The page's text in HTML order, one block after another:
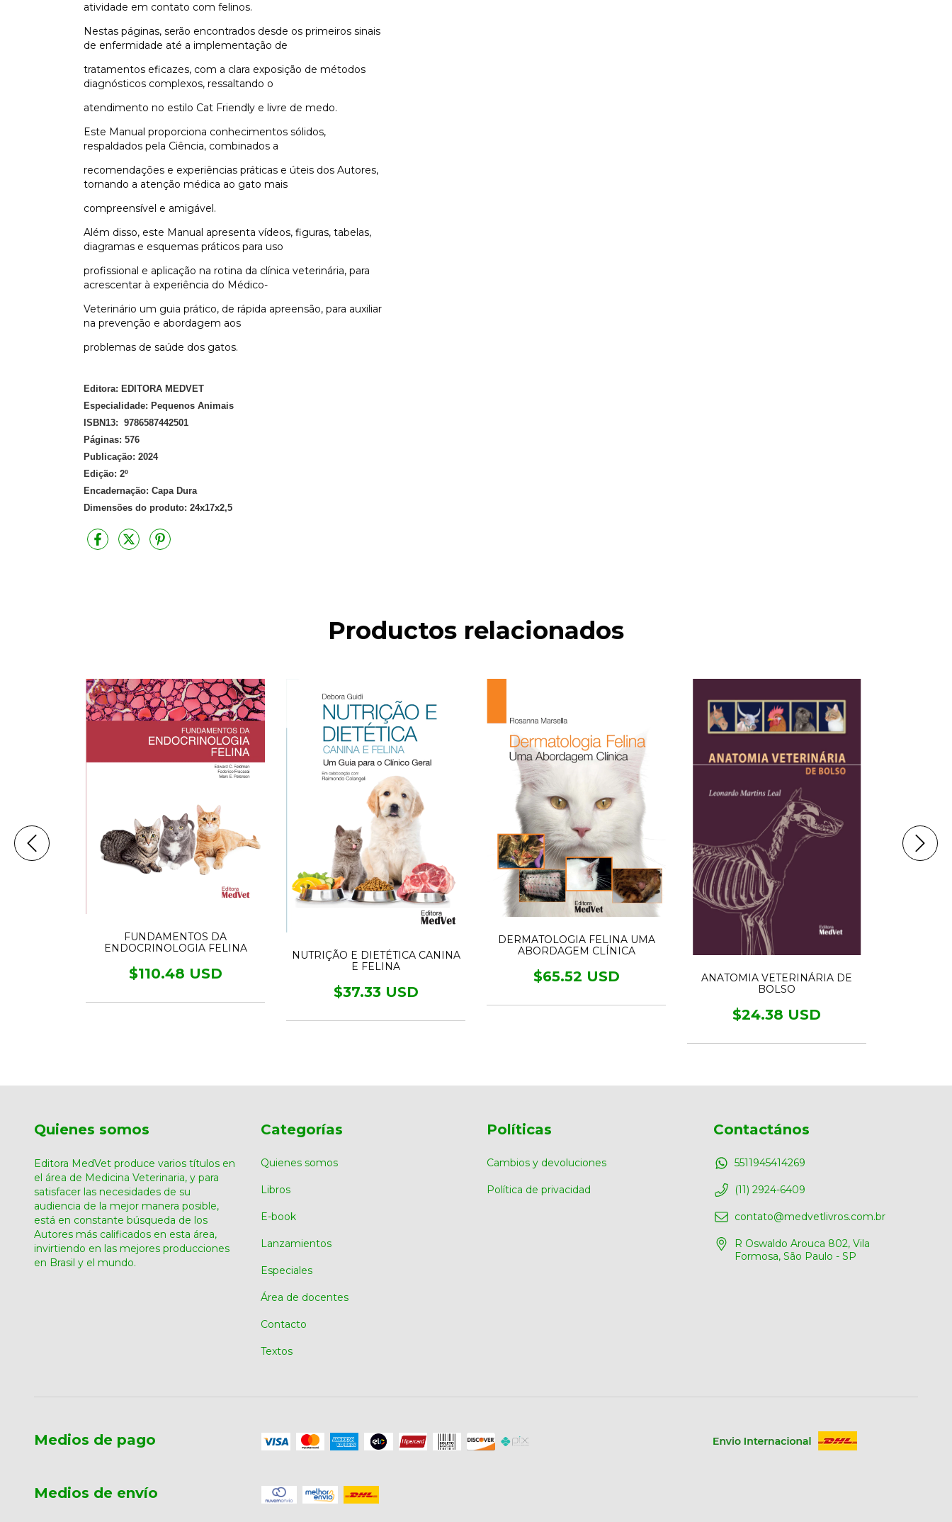
atividade em contato com felinos.
Nestas páginas, serão encontrados desde os primeiros sinais
de enfermidade até a implementação de
tratamentos eficazes, com a clara exposição de métodos
diagnósticos complexos, ressaltando o
atendimento no estilo Cat Friendly e livre de medo.
Este Manual proporciona conhecimentos sólidos,
respaldados pela Ciência, combinados a
recomendações e experiências práticas e úteis dos Autores,
tornando a atenção médica ao gato mais
compreensível e amigável.
Além disso, este Manual apresenta vídeos, figuras, tabelas,
diagramas e esquemas práticos para uso
profissional e aplicação na rotina da clínica veterinária, para
acrescentar à experiência do Médico-
Veterinário um guia prático, de rápida apreensão, para auxiliar
na prevenção e abordagem aos
problemas de saúde dos gatos.
Editora: EDITORA MEDVET
Especialidade: Pequenos Animais
ISBN13: 9786587442501
Páginas: 576
Publicação: 2024
Edição: 2º
Encadernação: Capa Dura
Dimensões do produto: 24x17x2,5
Productos relacionados
FUNDAMENTOS DA
ENDOCRINOLOGIA FELINA
$110.48 USD
NUTRIÇÃO E DIETÉTICA CANINA
E FELINA
$37.33 USD
DERMATOLOGIA FELINA UMA
ABORDAGEM CLÍNICA
$65.52 USD
ANATOMIA VETERINÁRIA DE
BOLSO
$24.38 USD
Quienes somos
Editora MedVet produce varios títulos en
el área de Medicina Veterinaria, y para
satisfacer las necesidades de su
audiencia de la mejor manera posible,
está en constante búsqueda de los
Autores más calificados en esta área,
invirtiendo en las mejores producciones
en Brasil y el mundo.
Categorías
Quienes somos
Libros
E-book
Lanzamientos
Especiales
Área de docentes
Contacto
Textos
Políticas
Cambios y devoluciones
Política de privacidad
Contactános
5511945414269
(11) 2924-6409
contato@medvetlivros.com.br
R Oswaldo Arouca 802, Vila
Formosa, São Paulo - SP
Medios de pago
Medios de envío